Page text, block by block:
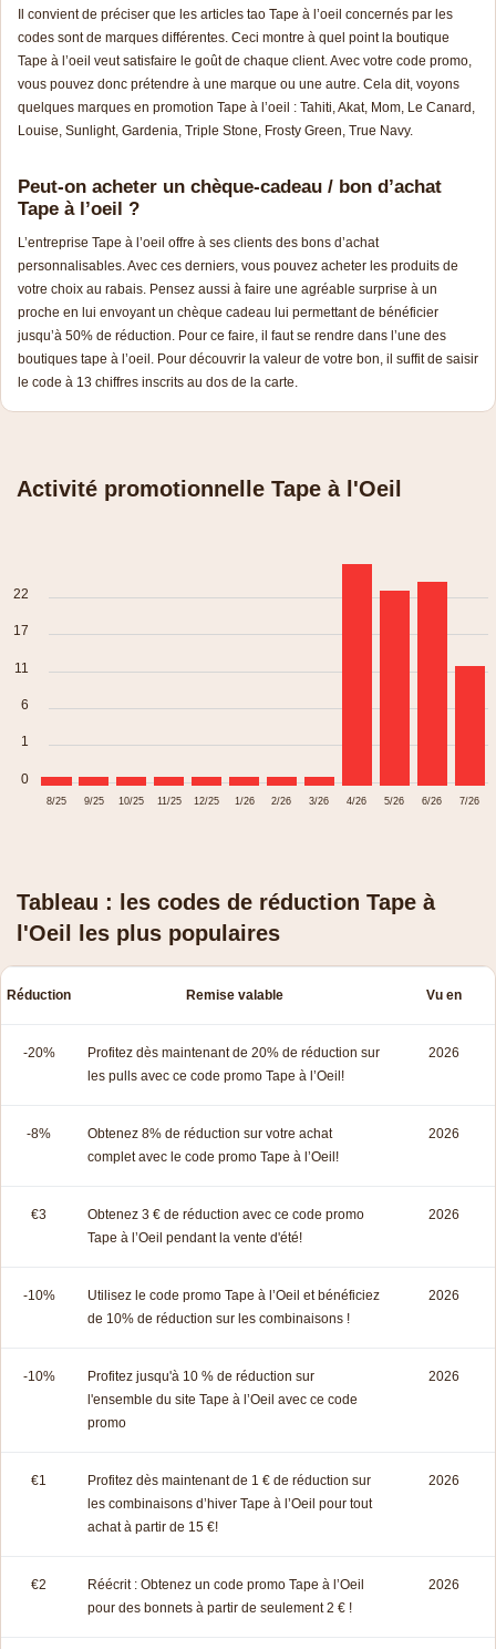
Il convient de préciser que les articles tao Tape à l’oeil concernés par les
codes sont de marques différentes. Ceci montre à quel point la boutique
Tape à l’oeil veut satisfaire le goût de chaque client. Avec votre code promo,
vous pouvez donc prétendre à une marque ou une autre. Cela dit, voyons
quelques marques en promotion Tape à l’oeil : Tahiti, Akat, Mom, Le Canard,
Louise, Sunlight, Gardenia, Triple Stone, Frosty Green, True Navy.
Peut-on acheter un chèque-cadeau / bon d’achat
Tape à l’oeil ?
L’entreprise Tape à l’oeil offre à ses clients des bons d’achat
personnalisables. Avec ces derniers, vous pouvez acheter les produits de
votre choix au rabais. Pensez aussi à faire une agréable surprise à un
proche en lui envoyant un chèque cadeau lui permettant de bénéficier
jusqu’à 50% de réduction. Pour ce faire, il faut se rendre dans l’une des
boutiques tape à l’oeil. Pour découvrir la valeur de votre bon, il suffit de saisir
le code à 13 chiffres inscrits au dos de la carte.
Activité promotionnelle Tape à l'Oeil
22
17
11
6
1
0
8/25 9/25 10/25 11/25 12/25 1/26 2/26 3/26 4/26 5/26 6/26 7/26
Tableau : les codes de réduction Tape à
l'Oeil les plus populaires
Réduction Remise valable Vu en
-20%
Profitez dès maintenant de 20% de réduction sur
les pulls avec ce code promo Tape à l’Oeil!
2026
-8%
Obtenez 8% de réduction sur votre achat
complet avec le code promo Tape à l’Oeil!
2026
€3
Obtenez 3 € de réduction avec ce code promo
Tape à l’Oeil pendant la vente d'été!
2026
-10%
Utilisez le code promo Tape à l’Oeil et bénéficiez
de 10% de réduction sur les combinaisons !
2026
-10%
Profitez jusqu'à 10 % de réduction sur
l'ensemble du site Tape à l’Oeil avec ce code
promo
2026
€1
Profitez dès maintenant de 1 € de réduction sur
les combinaisons d’hiver Tape à l’Oeil pour tout
achat à partir de 15 €!
2026
€2
Réécrit : Obtenez un code promo Tape à l’Oeil
pour des bonnets à partir de seulement 2 € !
2026